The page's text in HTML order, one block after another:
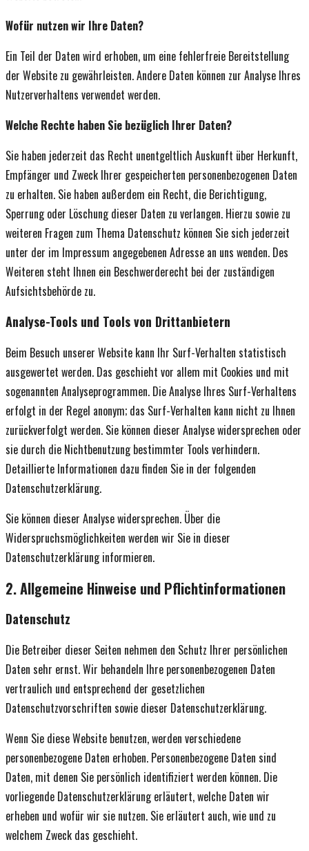
Wofür nutzen wir Ihre Daten?
Ein Teil der Daten wird erhoben, um eine fehlerfreie Bereitstellung
der Website zu gewährleisten. Andere Daten können zur Analyse Ihres
Nutzerverhaltens verwendet werden.
Welche Rechte haben Sie bezüglich Ihrer Daten?
Sie haben jederzeit das Recht unentgeltlich Auskunft über Herkunft,
Empfänger und Zweck Ihrer gespeicherten personenbezogenen Daten
zu erhalten. Sie haben außerdem ein Recht, die Berichtigung,
Sperrung oder Löschung dieser Daten zu verlangen. Hierzu sowie zu
weiteren Fragen zum Thema Datenschutz können Sie sich jederzeit
unter der im Impressum angegebenen Adresse an uns wenden. Des
Weiteren steht Ihnen ein Beschwerderecht bei der zuständigen
Aufsichtsbehörde zu.
Analyse-Tools und Tools von Drittanbietern
Beim Besuch unserer Website kann Ihr Surf-Verhalten statistisch
ausgewertet werden. Das geschieht vor allem mit Cookies und mit
sogenannten Analyseprogrammen. Die Analyse Ihres Surf-Verhaltens
erfolgt in der Regel anonym; das Surf-Verhalten kann nicht zu Ihnen
zurückverfolgt werden. Sie können dieser Analyse widersprechen oder
sie durch die Nichtbenutzung bestimmter Tools verhindern.
Detaillierte Informationen dazu finden Sie in der folgenden
Datenschutzerklärung.
Sie können dieser Analyse widersprechen. Über die
Widerspruchsmöglichkeiten werden wir Sie in dieser
Datenschutzerklärung informieren.
2. Allgemeine Hinweise und Pflichtinformationen
Datenschutz
Die Betreiber dieser Seiten nehmen den Schutz Ihrer persönlichen
Daten sehr ernst. Wir behandeln Ihre personenbezogenen Daten
vertraulich und entsprechend der gesetzlichen
Datenschutzvorschriften sowie dieser Datenschutzerklärung.
Wenn Sie diese Website benutzen, werden verschiedene
personenbezogene Daten erhoben. Personenbezogene Daten sind
Daten, mit denen Sie persönlich identifiziert werden können. Die
vorliegende Datenschutzerklärung erläutert, welche Daten wir
erheben und wofür wir sie nutzen. Sie erläutert auch, wie und zu
welchem Zweck das geschieht.